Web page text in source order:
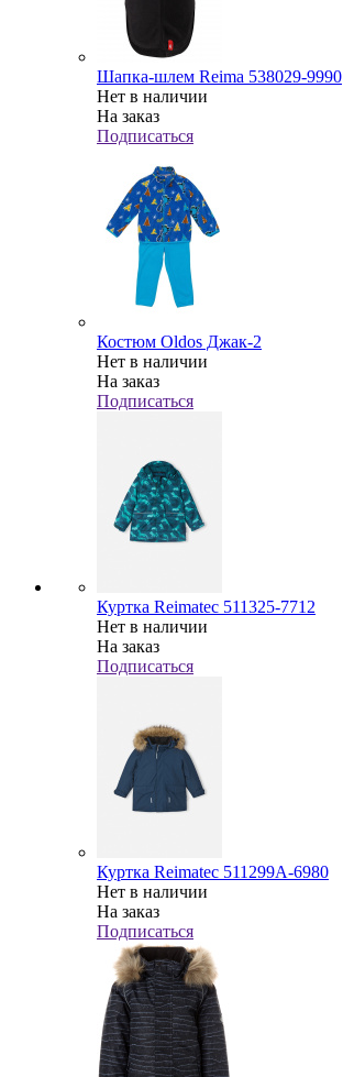
Шапка-шлем Reima 538029-9990
Нет в наличии
На заказ
Подписаться
Костюм Oldos Джак-2
Нет в наличии
На заказ
Подписаться
Куртка Reimatec 511325-7712
Нет в наличии
На заказ
Подписаться
Куртка Reimatec 511299A-6980
Нет в наличии
На заказ
Подписаться